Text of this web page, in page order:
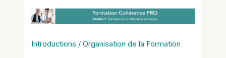
Introductions / Organisation de la Formation